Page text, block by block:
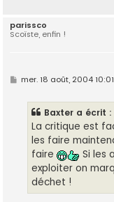
parissco
Scoïste, enfin !
M
mer. 18 août, 2004
Baxter a écrit :
La critique est
les faire
faire
Si les
exploiter on
déchet !